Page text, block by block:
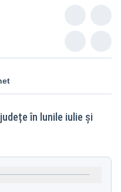
în lunile iulie și